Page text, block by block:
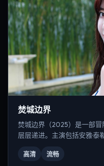
焚城边界
焚城边界（2025）是一部
层层递进。主演包括安雅·
高清 流畅